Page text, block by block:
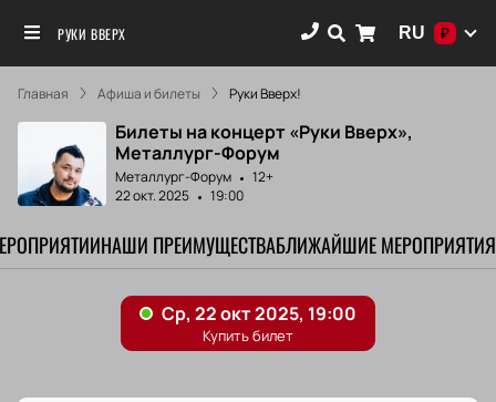
РУКИ ВВЕРХ RU ₽
Главная Афиша и билеты Руки Вверх!
Билеты на концерт «Руки Вверх»,
Металлург-Форум
Металлург-Форум
12+
22 окт. 2025
19:00
НАШИ ПРЕИМУЩЕСТВАБЛИЖАЙШИЕ МЕРОПРИЯТИЯ